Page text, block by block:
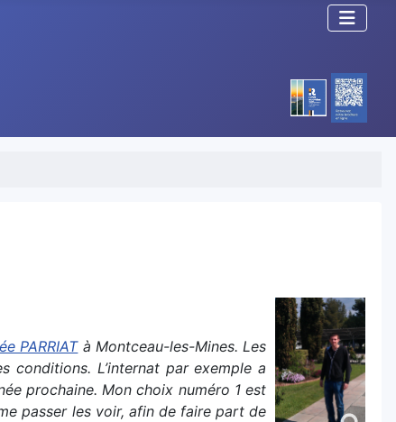
PARRIATà Montceau-les-Mines. Les
L’internat par exemple a
prochaine. Mon choix numéro 1 est
passer les voir, afin de faire part de